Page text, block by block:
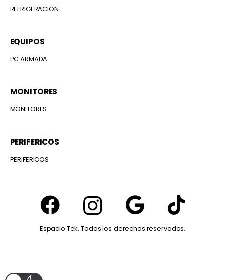
REFRIGERACIÓN
EQUIPOS
PC ARMADA
MONITORES
MONITORES
PERIFERICOS
PERIFERICOS
Espacio Tek. Todos los derechos reservados.